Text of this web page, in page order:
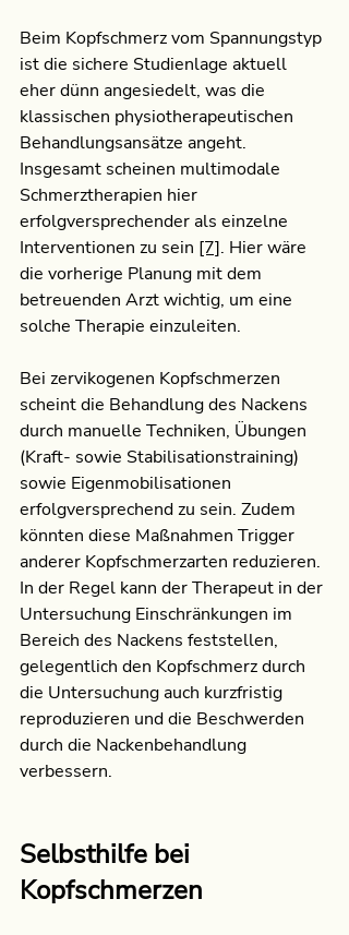
Beim Kopfschmerz vom Spannungstyp
ist die sichere Studienlage aktuell
eher dünn angesiedelt, was die
klassischen physiotherapeutischen
Behandlungsansätze angeht.
Insgesamt scheinen multimodale
Schmerztherapien hier
erfolgversprechender als einzelne
Interventionen zu sein [7]. Hier wäre
die vorherige Planung mit dem
betreuenden Arzt wichtig, um eine
solche Therapie einzuleiten.
Bei zervikogenen Kopfschmerzen
scheint die Behandlung des Nackens
durch manuelle Techniken, Übungen
(Kraft- sowie Stabilisationstraining)
sowie Eigenmobilisationen
erfolgversprechend zu sein. Zudem
könnten diese Maßnahmen Trigger
anderer Kopfschmerzarten reduzieren.
In der Regel kann der Therapeut in der
Untersuchung Einschränkungen im
Bereich des Nackens feststellen,
gelegentlich den Kopfschmerz durch
die Untersuchung auch kurzfristig
reproduzieren und die Beschwerden
durch die Nackenbehandlung
verbessern.
Selbsthilfe bei
Kopfschmerzen